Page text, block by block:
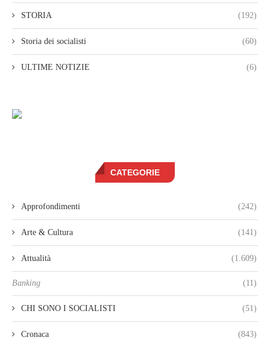
STORIA (192)
Storia dei socialisti (60)
ULTIME NOTIZIE (6)
CATEGORIE
Approfondimenti (242)
Arte & Cultura (141)
Attualità (1.609)
Banking (11)
CHI SONO I SOCIALISTI (51)
Cronaca (843)